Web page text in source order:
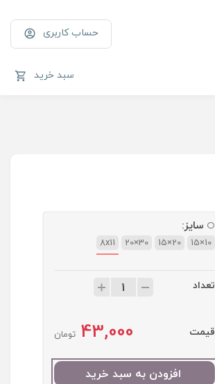
حساب کاربری
سبد خرید
سایز:
10×15
20×15
30×20
8x11
تعداد
قیمت 43,000 تومان
افزودن به سبد خرید